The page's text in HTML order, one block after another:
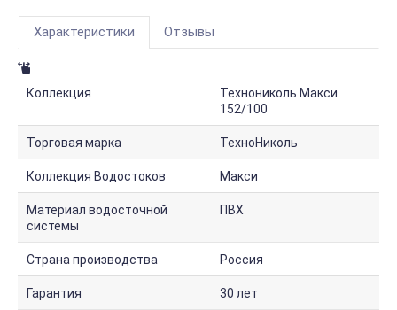
Характеристики Отзывы
Коллекция
Технониколь Макси
152/100
Торговая марка ТехноНиколь
Коллекция Водостоков Макси
Материал водосточной
системы
ПВХ
Страна производства Россия
Гарантия 30 лет